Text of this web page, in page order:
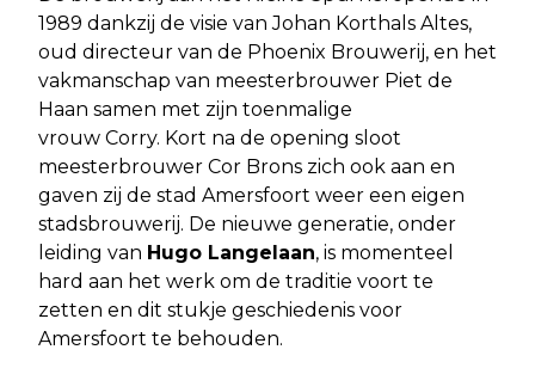
1989 dankzij de visie van Johan Korthals Altes,
oud directeur van de Phoenix Brouwerij, en het
vakmanschap van meesterbrouwer Piet de
Haan samen met zijn toenmalige
vrouw Corry. Kort na de opening sloot
meesterbrouwer Cor Brons zich ook aan en
gaven zij de stad Amersfoort weer een eigen
stadsbrouwerij. De nieuwe generatie, onder
leiding van Hugo Langelaan, is momenteel
hard aan het werk om de traditie voort te
zetten en dit stukje geschiedenis voor
Amersfoort te behouden.